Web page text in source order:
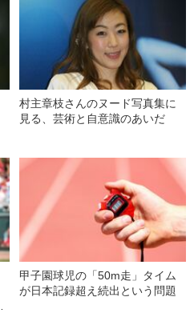
村主章枝さんのヌード写真集に
見る、芸術と自意識のあいだ
甲子園球児の「50m走」タイム
が日本記録超え続出という問題